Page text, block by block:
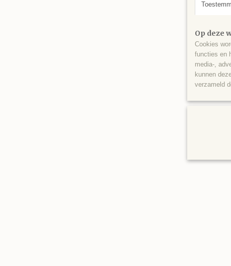
Op deze
Cookies
functies en
media-,
kunnen
verzameld